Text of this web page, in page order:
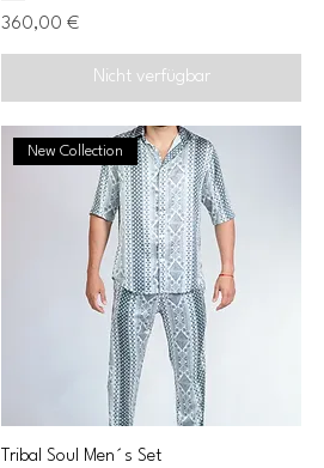
Preis
360,00 €
Nicht verfügbar
New Collection
Tribal Soul Men´s Set